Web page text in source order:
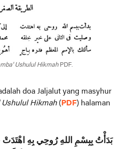
Ushulul Hikmah PDF.
doa Jaljalut yang masyhur
Ushulul Hikmah( PDF) halaman
بَدَأْتُ بِبِسْمِ اللهِ رُوحِي بِهِ